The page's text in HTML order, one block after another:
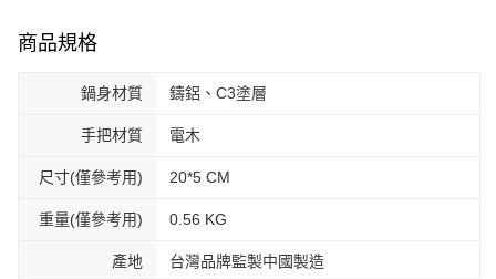
商品規格
鍋身材質 鑄鋁、C3塗層
手把材質 電木
尺寸(僅參考用) 20*5 CM
重量(僅參考用) 0.56 KG
產地 台灣品牌監製中國製造